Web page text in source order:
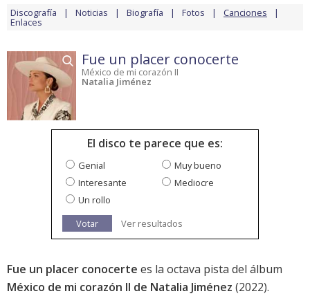
Discografía Noticias Biografía Fotos Canciones
Enlaces
Fue un placer conocerte
México de mi corazón II
Natalia Jiménez
El disco te parece que es:
Genial
Muy bueno
Interesante
Mediocre
Un rollo
Votar
Ver resultados
Fue un placer conocerte es la octava pista del álbum
México de mi corazón II de Natalia Jiménez (2022).